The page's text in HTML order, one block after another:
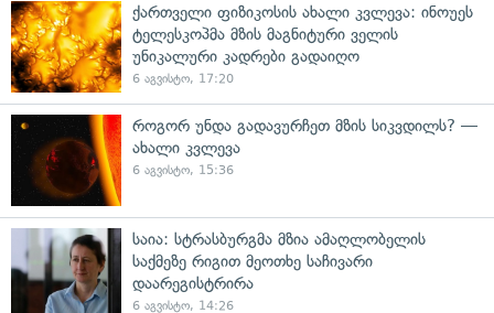
ქართველი ფიზიკოსის ახალი კვლევა: ინოუეს
ტელესკოპმა მზის მაგნიტური ველის
უნიკალური კადრები გადაიღო
6 აგვისტო, 17:20
როგორ უნდა გადავურჩეთ მზის სიკვდილს? —
ახალი კვლევა
6 აგვისტო, 15:36
საია: სტრასბურგმა მზია ამაღლობელის
საქმეზე რიგით მეოთხე საჩივარი
დაარეგისტრირა
6 აგვისტო, 14:26